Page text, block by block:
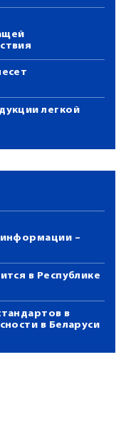
легкой
–
в Республике
в
в Беларуси